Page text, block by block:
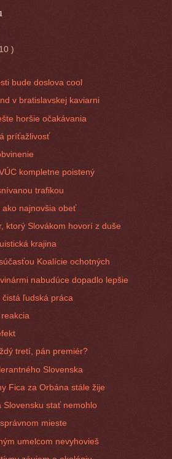
)
bude doslova cool
v bratislavskej kaviarni
horšie očakávania
príťažlivosť
kompletne poistený
trafikou
ako najnovšia obeť
ktorý Slovákom hovorí z duše
krajina
Koalície ochotných
nabudúce dopadlo lepšie
čistá ľudská práca
tretí, pán premiér?
Slovenska
Fica za Orbána stále žije
Slovensku stať nemohlo
mieste
umelcom nevyhovieš